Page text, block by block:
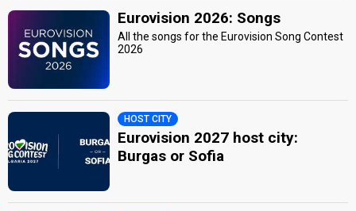
Eurovision 2026: Songs
All the songs for the Eurovision Song Contest
2026
HOST CITY
Eurovision 2027 host city:
Burgas or Sofia